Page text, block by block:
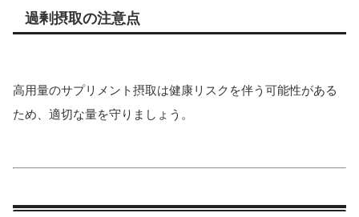
過剰摂取の注意点
高用量のサプリメント摂取は健康リスクを伴う可能性がある
ため、適切な量を守りましょう。